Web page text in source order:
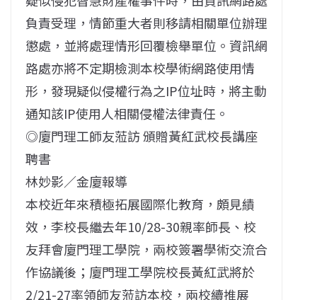
負責受理，情節重大者則移請相關單位辦理
懲處，並將處理情形回覆檢舉單位。資訊網
路處亦將不定期檢測本校學術網路使用情
形，發現疑似侵權行為之IP位址時，將主動
通知該IP使用人相關侵權法律責任。
◎廈門理工師友蒞訪 頒贈黃紅武校長講座
聘書
林妙影／金廈報導
本校近年來積極拓展國際化教育，頗見績
效，李校長繼去年10/28-30親率師長、校
友拜會廈門理工學院，兩校簽署學術交流合
作協議後；廈門理工學院校長黃紅武將於
2/21-27率領師友蒞訪本校，兩校續推展